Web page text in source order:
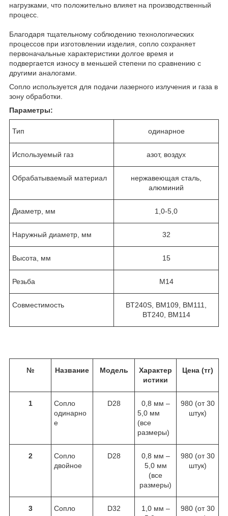
нагрузками, что положительно влияет на производственный
процесс.
Благодаря тщательному соблюдению технологических
процессов при изготовлении изделия, сопло сохраняет
первоначальные характеристики долгое время и
подвергается износу в меньшей степени по сравнению с
другими аналогами.
Сопло используется для подачи лазерного излучения и газа в
зону обработки.
Параметры:
Тип одинарное
Используемый газ азот, воздух
Обрабатываемый материал
нержавеющая сталь,
алюминий
Диаметр, мм 1,0-5,0
Наружный диаметр, мм 32
Высота, мм 15
Резьба М14
Совместимость
BT240S, BM109, BM111,
BT240, BM114
№ Название Модель
Характер
истики
Цена (тг)
1
Сопло
одинарно
е
D28
0,8 мм –
5,0 мм
(все
размеры)
980 (от 30
штук)
2
Сопло
двойное
D28
0,8 мм –
5,0 мм
(все
размеры)
980 (от 30
штук)
3
Сопло
D32
1,0 мм –
980 (от 30